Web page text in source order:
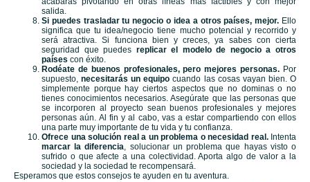
salida.
Si puedes trasladar tu negocio o idea a otros países, mejor. Ello
significa que tu idea/negocio tiene mucho potencial y recorrido y
será atractiva. Si funciona bien y creces, ya sabes con cierta
seguridad que puedes replicar el modelo de negocio a otros
países con éxito.
Rodéate de buenos profesionales, pero mejores personas. Por
supuesto,necesitarás un equipo cuando las cosas vayan bien. O
simplemente porque hay ciertos aspectos que no dominas o no
tienes conocimientos necesarios. Asegúrate que las personas que
se incorporen al proyecto sean buenos profesionales y mejores
personas aún. Al fin y al cabo, vas a estar compartiendo con ellos
una parte muy importante de tu vida y tu confianza.
Ofrece una solución real a un problema o necesidad real. Intenta
marcar la diferencia, solucionar un problema que hayas visto o
sufrido o que afecte a una colectividad. Aporta algo de valor a la
sociedad y la sociedad te recompensará.
Esperamos que estos consejos te ayuden en tu aventura.